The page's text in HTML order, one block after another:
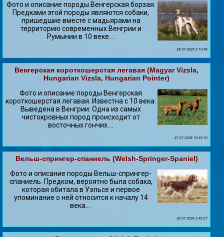
Фото и описание породы Венгерская борзая.
Предками этой породы являются собаки,
пришедшие вместе с мадьярами на
территорию современных Венгрии и
Румынии в 10 веке....
28 07 2026 2:10:46
Венгерская короткошерстая легавая (Magyar Vizsla,
Hungarian Vizsla, Hungarian Pointer)
Фото и описание породы Венгерская
короткошерстая легавая. Известна с 10 века.
Выведена в Венгрии. Одна из самых
чистокровных пород происходит от
восточных гончих....
27 07 2026 10:32:10
Вельш-спрингер-спаниель (Welsh-Springer-Spaniel)
Фото и описание породы Вельш-спрингер-
спаниель. Предком, вероятно была собака,
которая обитала в Уэльсе и первое
упоминание о ней относится к началу 14
века....
26 07 2026 2:43:27